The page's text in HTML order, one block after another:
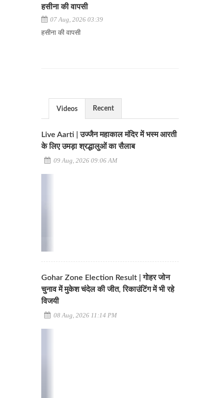
हसीना की वापसी
07 Aug, 2026 03:39
हसीना की वापसी
Videos Recent
Live Aarti | उज्जैन महाकाल मंदिर में भस्म आरती
के लिए उमड़ा श्रद्धालुओं का सैलाब
09 Aug, 2026 09:06 AM
Gohar Zone Election Result | गोहर जोन
चुनाव में मुकेश चंदेल की जीत, रिकाउंटिंग में भी रहे
विजयी
08 Aug, 2026 11:14 PM